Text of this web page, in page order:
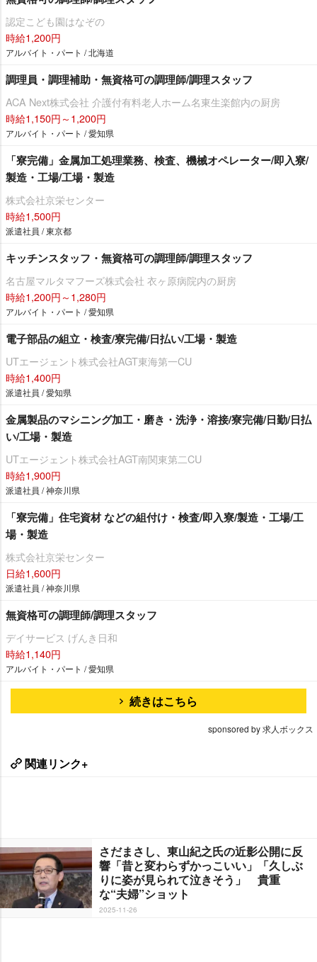
認定こども園はなぞの
時給1,200円
アルバイト・パート / 北海道
調理員・調理補助・無資格可の調理師/調理スタッフ
ACA Next株式会社 介護付有料老人ホーム名東生楽館内の厨房
時給1,150円～1,200円
アルバイト・パート / 愛知県
「寮完備」金属加工処理業務、検査、機械オペレーター/即入寮/
製造・工場/工場・製造
株式会社京栄センター
時給1,500円
派遣社員 / 東京都
キッチンスタッフ・無資格可の調理師/調理スタッフ
名古屋マルタマフーズ株式会社 衣ヶ原病院内の厨房
時給1,200円～1,280円
アルバイト・パート / 愛知県
電子部品の組立・検査/寮完備/日払い/工場・製造
UTエージェント株式会社AGT東海第一CU
時給1,400円
派遣社員 / 愛知県
金属製品のマシニング加工・磨き・洗浄・溶接/寮完備/日勤/日払
い/工場・製造
UTエージェント株式会社AGT南関東第二CU
時給1,900円
派遣社員 / 神奈川県
「寮完備」住宅資材 などの組付け・検査/即入寮/製造・工場/工
場・製造
株式会社京栄センター
日給1,600円
派遣社員 / 神奈川県
無資格可の調理師/調理スタッフ
デイサービス げんき日和
時給1,140円
アルバイト・パート / 愛知県
続きはこちら
sponsored by 求人ボックス
関連リンク+
さだまさし、東山紀之氏の近影公開に反
響「昔と変わらずかっこいい」「久しぶ
りに姿が見られて泣きそう」 貴重
な“夫婦”ショット
2025-11-26